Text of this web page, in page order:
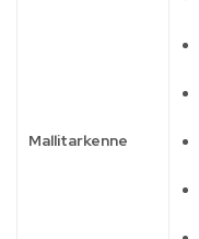
Mallitarkenne